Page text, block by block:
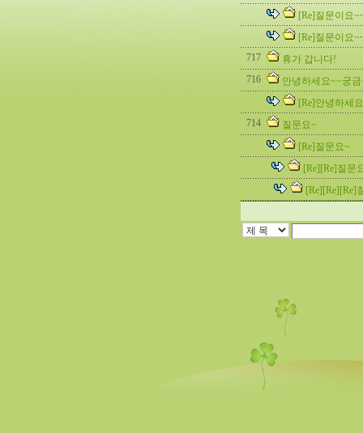
[Re]질문이요
[Re]질문이요
717
휴가 갑니다!
716
안녕하세요~~궁
[Re]안녕하세
714
질문요~
[Re]질문요~
[Re][Re]질문
[Re][Re][Re]